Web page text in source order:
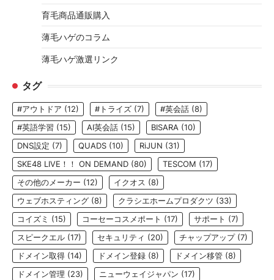
育毛商品通販購入
薄毛ハゲのコラム
薄毛ハゲ激選リンク
タグ
#アウトドア (12) #トライズ (7) #英会話 (8)
#英語学習 (15) AI英会話 (15) BISARA (10)
DNS設定 (7) QUADS (10) RiJUN (31)
SKE48 LIVE！！ ON DEMAND (80) TESCOM (17)
その他のメーカー (12) イクオス (8)
ウェブホスティング (8) クラシエホームプロダクツ (33)
コイズミ (15) コーセーコスメポート (17) サポート (7)
スピークエル (17) セキュリティ (20) チャップアップ(7)
ドメイン取得 (14) ドメイン登録 (8) ドメイン移管 (8)
ドメイン管理 (23) ニューウェイジャパン (17)